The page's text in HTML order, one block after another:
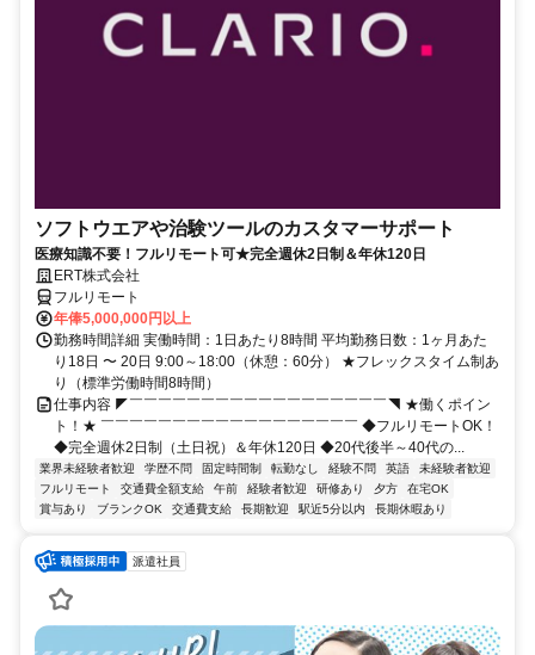
ソフトウエアや治験ツールのカスタマーサポート
医療知識不要！フルリモート可★完全週休2日制＆年休120日
ERT株式会社
フルリモート
年俸5,000,000円以上
勤務時間詳細 実働時間：1日あたり8時間 平均勤務日数：1ヶ月あた
り18日 〜 20日 9:00～18:00（休憩：60分） ★フレックスタイム制あ
り（標準労働時間8時間）
仕事内容 ◤￣￣￣￣￣￣￣￣￣￣￣￣￣￣￣￣￣￣◥ ★働くポイン
ト！★ ￣￣￣￣￣￣￣￣￣￣￣￣￣￣￣￣￣￣ ◆フルリモートOK！
◆完全週休2日制（土日祝）＆年休120日 ◆20代後半～40代の...
業界未経験者歓迎 学歴不問 固定時間制 転勤なし 経験不問 英語
未経験者歓迎
フルリモート
交通費全額支給 午前 経験者歓迎 研修あり 夕方
在宅OK
賞与あり
ブランクOK 交通費支給 長期歓迎 駅近5分以内 長期休暇あり
派遣社員